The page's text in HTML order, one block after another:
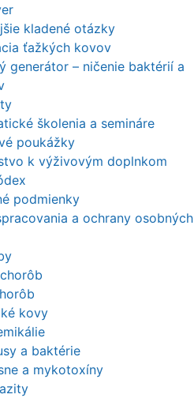
kladené otázky
ťažkých kovov
generátor – ničenie baktérií a
školenia a semináre
poukážky
k výživovým doplnkom
podmienky
a ochrany osobných
kovy
a baktérie
a mykotoxíny